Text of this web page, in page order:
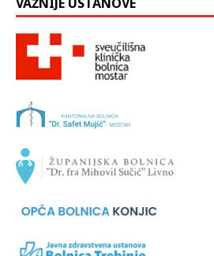
VAŽNIJE USTANOVE